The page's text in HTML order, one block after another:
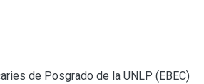
de Posgrado de la UNLP (EBEC)